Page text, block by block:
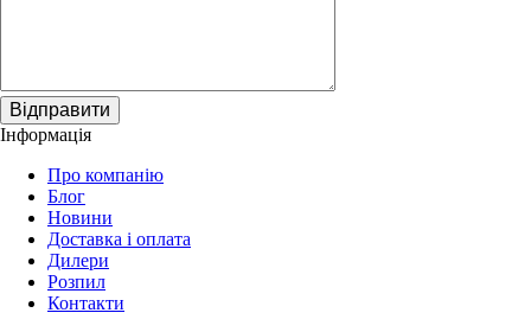
Відправити
Інформація
Про компанію
Блог
Новини
Доставка і оплата
Дилери
Розпил
Контакти